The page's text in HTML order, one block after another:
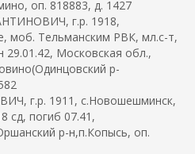
оп. 818883, д. 1427
г.р. 1918,
моб. Тельманским РВК, мл.с-т,
29.01.42, Московская обл.,
р-
г.р. 1911, с.Новошешминск,
сд, погиб 07.41,
р-н,п.Копысь, оп.